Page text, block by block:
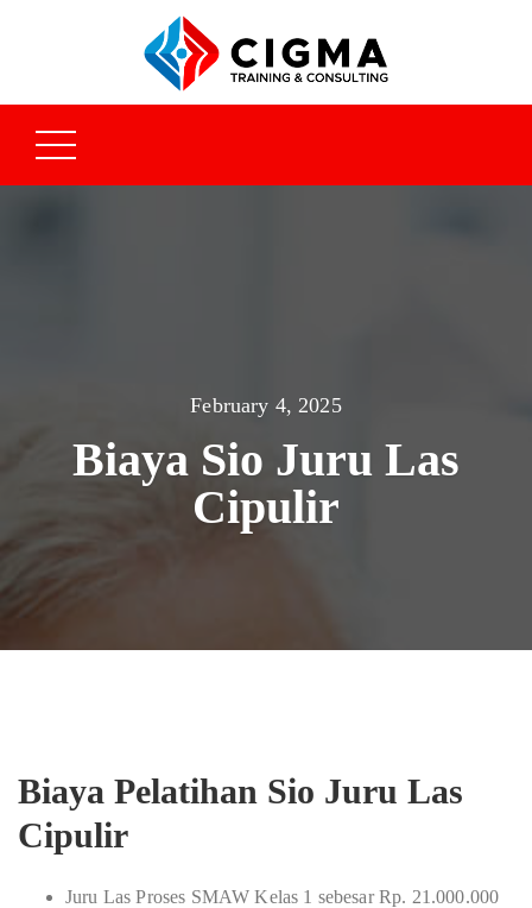
February 4, 2025
Biaya Sio Juru Las
Cipulir
Biaya Pelatihan Sio Juru Las
Cipulir
Juru Las Proses SMAW Kelas 1 sebesar Rp. 21.000.000